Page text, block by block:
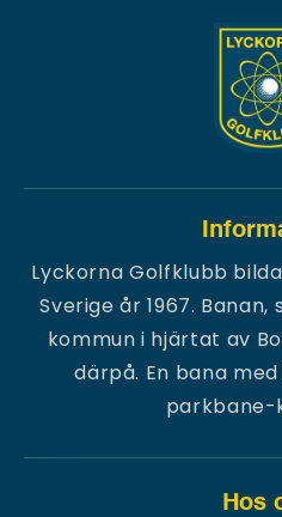
Lyckorna Golfklubb
Sverige år 1967.
kommun i hjärtat av
därpå. En bana
parkbane-
Hos